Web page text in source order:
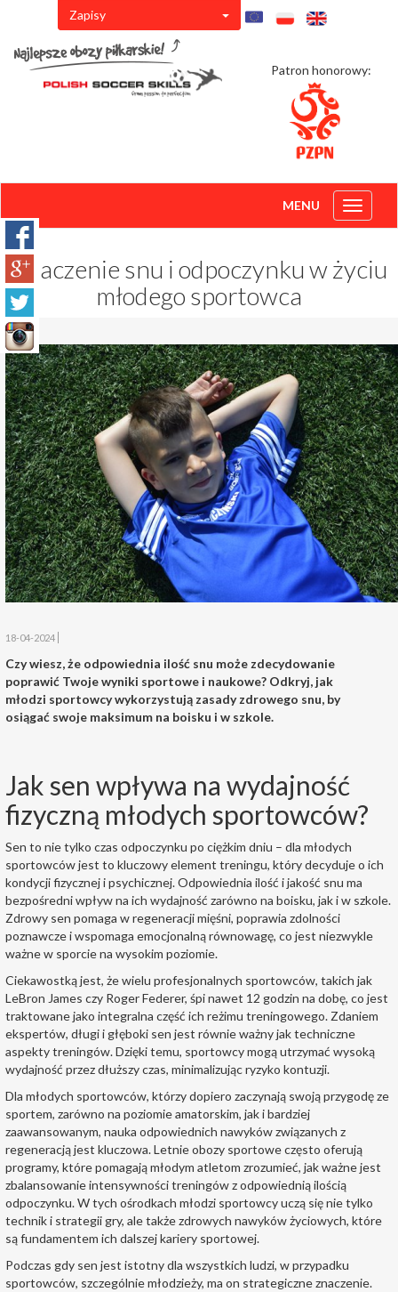
Zapisy
Patron honorowy:
Toggle
MENU
Znaczenie snu i odpoczynku w życiu
młodego sportowca
18-04-2024
Czy wiesz, że odpowiednia ilość snu może zdecydowanie
poprawić Twoje wyniki sportowe i naukowe? Odkryj, jak
młodzi sportowcy wykorzystują zasady zdrowego snu, by
osiągać swoje maksimum na boisku i w szkole.
Jak sen wpływa na wydajność
fizyczną młodych sportowców?
Sen to nie tylko czas odpoczynku po ciężkim dniu – dla młodych
sportowców jest to kluczowy element treningu, który decyduje o ich
kondycji fizycznej i psychicznej. Odpowiednia ilość i jakość snu ma
bezpośredni wpływ na ich wydajność zarówno na boisku, jak i w szkole.
Zdrowy sen pomaga w regeneracji mięśni, poprawia zdolności
poznawcze i wspomaga emocjonalną równowagę, co jest niezwykle
ważne w sporcie na wysokim poziomie.
Ciekawostką jest, że wielu profesjonalnych sportowców, takich jak
LeBron James czy Roger Federer, śpi nawet 12 godzin na dobę, co jest
traktowane jako integralna część ich reżimu treningowego. Zdaniem
ekspertów, długi i głęboki sen jest równie ważny jak techniczne
aspekty treningów. Dzięki temu, sportowcy mogą utrzymać wysoką
wydajność przez dłuższy czas, minimalizując ryzyko kontuzji.
Dla młodych sportowców, którzy dopiero zaczynają swoją przygodę ze
sportem, zarówno na poziomie amatorskim, jak i bardziej
zaawansowanym, nauka odpowiednich nawyków związanych z
regeneracją jest kluczowa.Letnie obozy sportoweczęsto oferują
programy, które pomagają młodym atletom zrozumieć, jak ważne jest
zbalansowanie intensywności treningów z odpowiednią ilością
odpoczynku. W tych ośrodkach młodzi sportowcy uczą się nie tylko
technik i strategii gry, ale także zdrowych nawyków życiowych, które
są fundamentem ich dalszej kariery sportowej.
Podczas gdy sen jest istotny dla wszystkich ludzi, w przypadku
sportowców, szczególnie młodzieży, ma on strategiczne znaczenie.